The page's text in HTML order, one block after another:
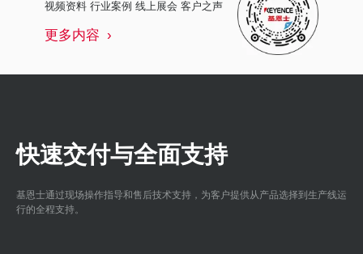
视频资料 行业案例 线上展会 客户之声
更多内容
快速交付与全面支持
基恩士通过现场操作指导和售后技术支持，为客户提供从产品选择到生产线运
行的全程支持。